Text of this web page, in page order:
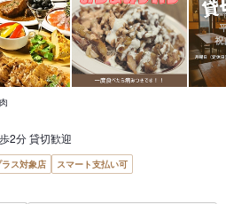
2分 貸切歓迎
ス対象店
スマート支払い可